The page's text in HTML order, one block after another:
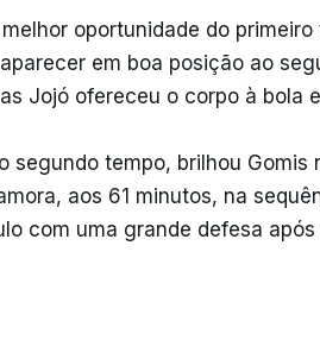
oportunidade do
em boa posição ao
Jojó ofereceu o corpo à bola
segundo tempo, brilhou
aos 61 minutos, na
com uma grande defesa